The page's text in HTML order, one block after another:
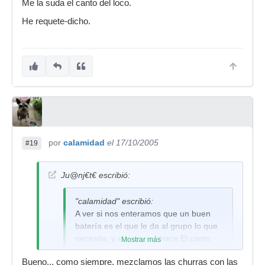
pom pa... el
bateria este q no
todos los foreros en
tampoco hacen
mas q tum pa tum
pa.
jaja,pozi,cada uno llevara lo
ke le salga del rabo,si puede
Me la suda el canto del loco.
He requete-dicho.
#19 por calamidad el 17/10/2005
Ju@nj€t€ escribió:
"calamidad" escribió:
A ver si nos enteramos que un buen
batería es el que le da al grupo lo que
necesita, y el pop que hace El canto
del loco no pide virguerías. Sería
Mostrar más
Bueno... como siempre, mezclamos las churras con las